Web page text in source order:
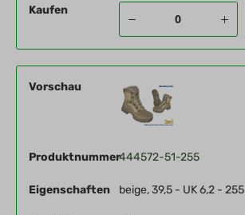
Kaufen
Vorschau
Produktnummer444572-51-255
Eigenschaften beige, 39,5 - UK 6,2 - 255